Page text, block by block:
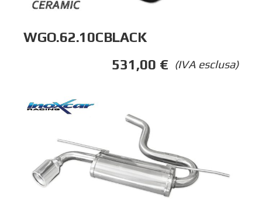
WGO.62.10CBLACK
(IVA esclusa)
531,00 €